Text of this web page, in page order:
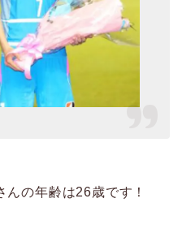
んの年齢は26歳です！